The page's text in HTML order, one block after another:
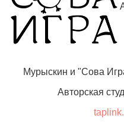
Мурыскин и "Сова
Авторская